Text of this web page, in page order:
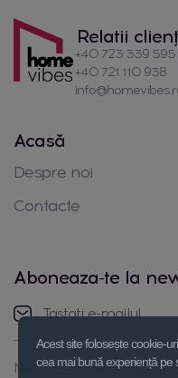
Relatii
+40 723 339 595
+40 721 110 938
Acasă
Despre noi
Contacte
Aboneaza-te la
Nu ezitați să luați legătura
Acest site folosește cookie-
cea mai bună experiență pe